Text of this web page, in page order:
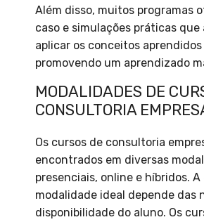
Além disso, muitos programas
caso e simulações práticas que
aplicar os conceitos
promovendo um aprendizado
MODALIDADES DE
CONSULTORIA
Os cursos de consultoria
encontrados em diversas
presenciais, online e híbridos. A
modalidade ideal depende das
disponibilidade do aluno. Os